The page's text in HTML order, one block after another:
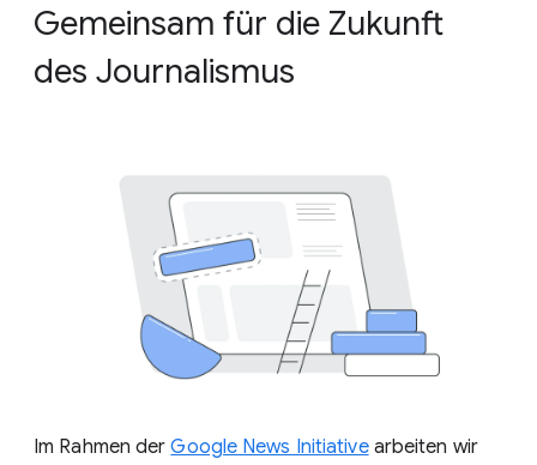
Geld zu verdienen
Gemeinsam für die Zukunft
des Journalismus
Im Rahmen derGoogle News Initiativearbeiten wir